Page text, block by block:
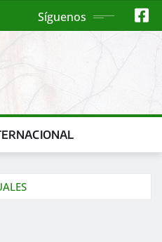
Síguenos